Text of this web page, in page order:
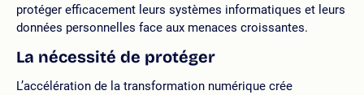
protéger efficacement leurs systèmes informatiques et leurs
données personnelles face aux menaces croissantes.
La nécessité de protéger
L’accélération de la transformation numérique crée